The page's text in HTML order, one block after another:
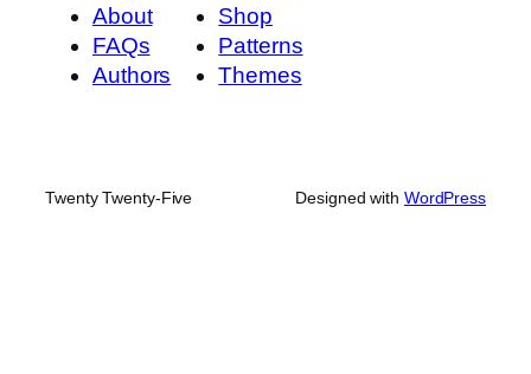
About
FAQs
Authors
Shop
Patterns
Themes
Twenty Twenty-Five Designed with WordPress